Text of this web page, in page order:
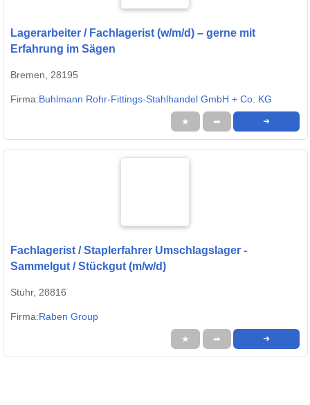
Lagerarbeiter / Fachlagerist (w/m/d) – gerne mit
Erfahrung im Sägen
Bremen, 28195
Firma:Buhlmann Rohr-Fittings-Stahlhandel GmbH + Co. KG
★ ➦ ➜
Fachlagerist / Staplerfahrer Umschlagslager -
Sammelgut / Stückgut (m/w/d)
Stuhr, 28816
Firma:Raben Group
★ ➦ ➜